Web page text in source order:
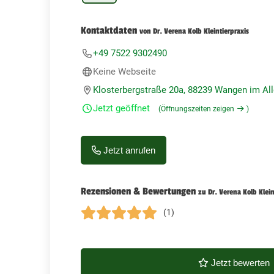
Kontaktdaten von Dr. Verena Kolb Kleintierpraxis
+49 7522 9302490
Keine Webseite
Klosterbergstraße 20a, 88239 Wangen im
Jetzt geöffnet
(Öffnungszeiten zeigen )
Jetzt anrufen
Rezensionen & Bewertungen zu Dr. Verena Kolb
(1)
Jetzt bewerten